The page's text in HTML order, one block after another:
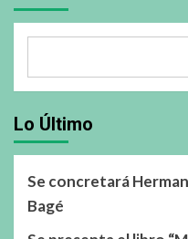
Lo Último
Se concretará
Bagé